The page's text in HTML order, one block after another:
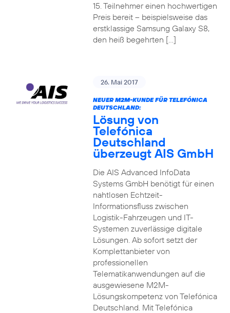
15. Teilnehmer einen hochwertigen
Preis bereit – beispielsweise das
erstklassige Samsung Galaxy S8,
den heiß begehrten […]
26. Mai 2017
NEUER M2M-KUNDE FÜR TELEFÓNICA
DEUTSCHLAND:
Lösung von
Telefónica
Deutschland
überzeugt AIS GmbH
Die AIS Advanced InfoData
Systems GmbH benötigt für einen
nahtlosen Echtzeit-
Informationsfluss zwischen
Logistik-Fahrzeugen und IT-
Systemen zuverlässige digitale
Lösungen. Ab sofort setzt der
Komplettanbieter von
professionellen
Telematikanwendungen auf die
ausgewiesene M2M-
Lösungskompetenz von Telefónica
Deutschland. Mit Telefónica